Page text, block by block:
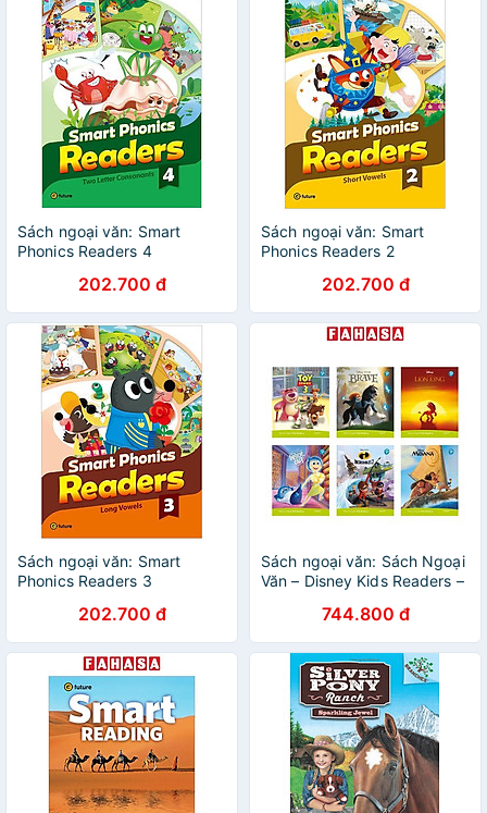
Sách ngoại văn: Smart
Phonics Readers 4
202.700 đ
Sách ngoại văn: Smart
Phonics Readers 2
202.700 đ
Sách ngoại văn: Smart
Phonics Readers 3
202.700 đ
Sách ngoại văn: Sách Ngoại
Văn – Disney Kids Readers –
744.800 đ